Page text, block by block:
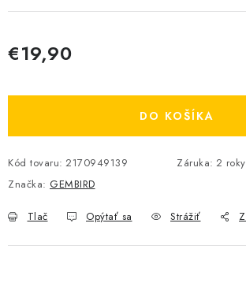
€19,90
DO KOŠÍKA
Kód tovaru: 2170949139 Záruka: 2 roky
Značka: GEMBIRD
Tlač Opýtať sa Strážiť